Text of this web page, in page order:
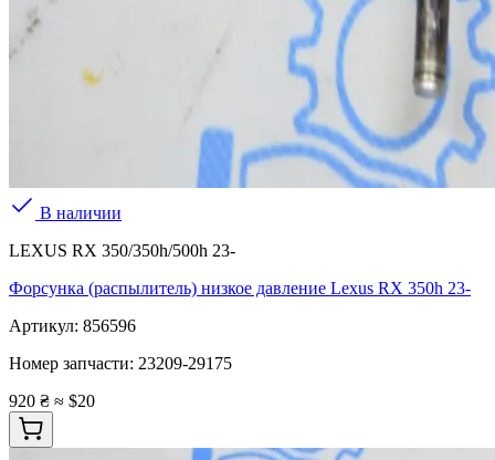
В наличии
LEXUS RX 350/350h/500h 23-
Форсунка (распылитель) низкое давление Lexus RX 350h 23-
Артикул: 856596
Номер запчасти: 23209-29175
920 ₴ ≈ $20